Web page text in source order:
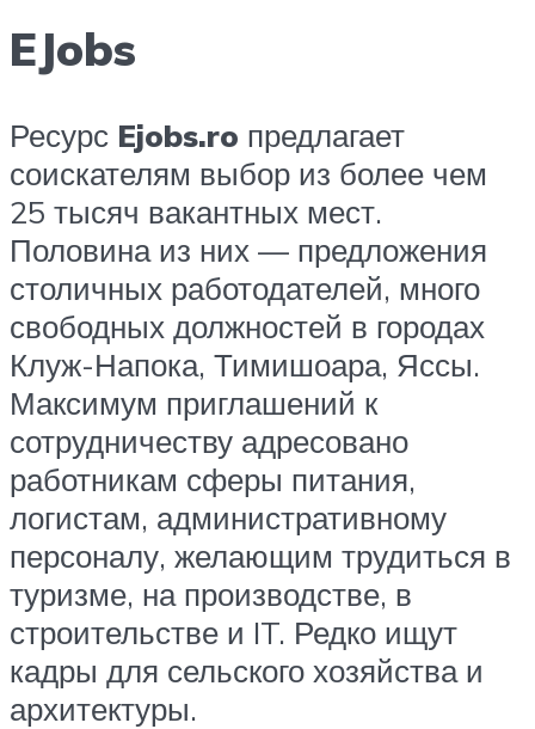
EJobs
Ресурс Ejobs.ro предлагает
соискателям выбор из более чем
25 тысяч вакантных мест.
Половина из них — предложения
столичных работодателей, много
свободных должностей в городах
Клуж-Напока, Тимишоара, Яссы.
Максимум приглашений к
сотрудничеству адресовано
работникам сферы питания,
логистам, административному
персоналу, желающим трудиться в
туризме, на производстве, в
строительстве и IT. Редко ищут
кадры для сельского хозяйства и
архитектуры.